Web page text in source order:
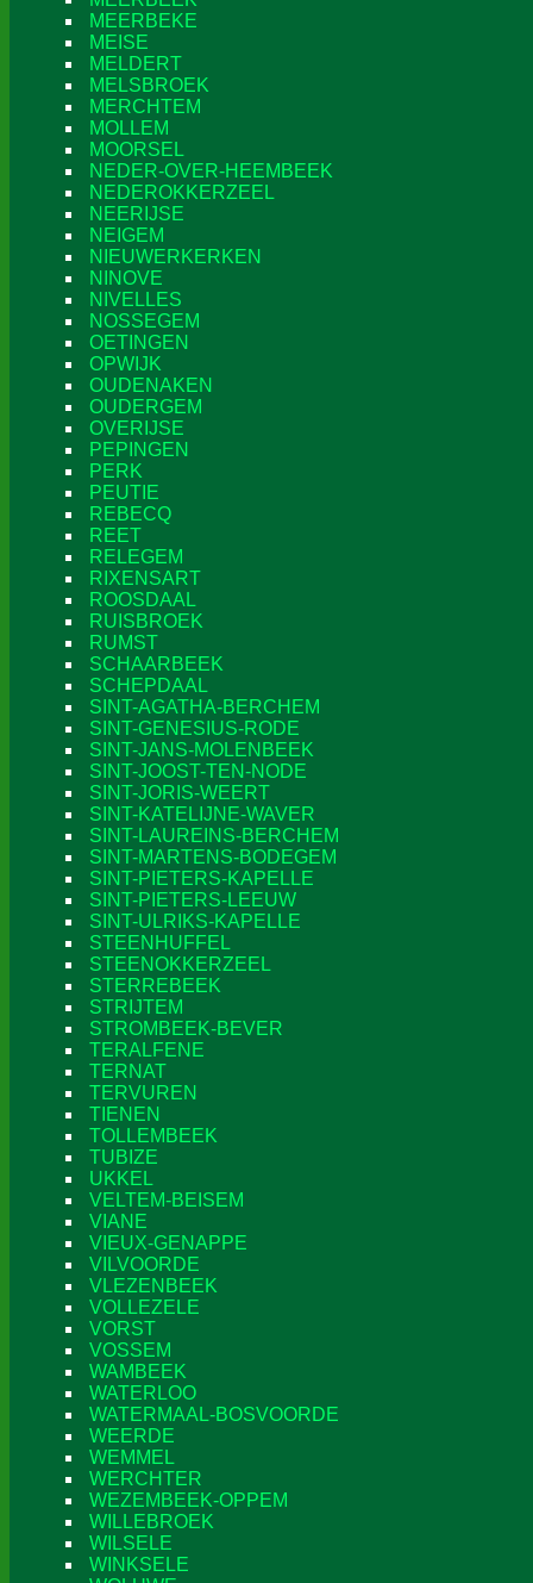
MEERBEKE
MEISE
MELDERT
MELSBROEK
MERCHTEM
MOLLEM
MOORSEL
NEDER-OVER-HEEMBEEK
NEDEROKKERZEEL
NEERIJSE
NEIGEM
NIEUWERKERKEN
NINOVE
NIVELLES
NOSSEGEM
OETINGEN
OPWIJK
OUDENAKEN
OUDERGEM
OVERIJSE
PEPINGEN
PERK
PEUTIE
REBECQ
REET
RELEGEM
RIXENSART
ROOSDAAL
RUISBROEK
RUMST
SCHAARBEEK
SCHEPDAAL
SINT-AGATHA-BERCHEM
SINT-GENESIUS-RODE
SINT-JANS-MOLENBEEK
SINT-JOOST-TEN-NODE
SINT-JORIS-WEERT
SINT-KATELIJNE-WAVER
SINT-LAUREINS-BERCHEM
SINT-MARTENS-BODEGEM
SINT-PIETERS-KAPELLE
SINT-PIETERS-LEEUW
SINT-ULRIKS-KAPELLE
STEENHUFFEL
STEENOKKERZEEL
STERREBEEK
STRIJTEM
STROMBEEK-BEVER
TERALFENE
TERNAT
TERVUREN
TIENEN
TOLLEMBEEK
TUBIZE
UKKEL
VELTEM-BEISEM
VIANE
VIEUX-GENAPPE
VILVOORDE
VLEZENBEEK
VOLLEZELE
VORST
VOSSEM
WAMBEEK
WATERLOO
WATERMAAL-BOSVOORDE
WEERDE
WEMMEL
WERCHTER
WEZEMBEEK-OPPEM
WILLEBROEK
WILSELE
WINKSELE